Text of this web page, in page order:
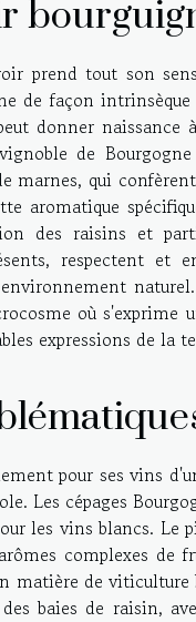
prend tout son
de façon
donner
de
marnes, qui
aromatique
des raisins et
respectent et
où s'exprime
expressions de la
pour ses vins
Les cépages
les vins blancs. Le
complexes de
matière de
baies de raisin,